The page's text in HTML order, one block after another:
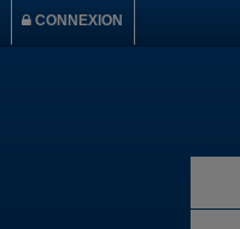
CONNEXION